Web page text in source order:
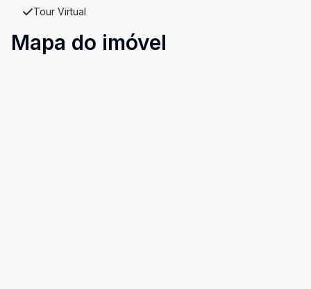
Tour Virtual
Mapa do imóvel